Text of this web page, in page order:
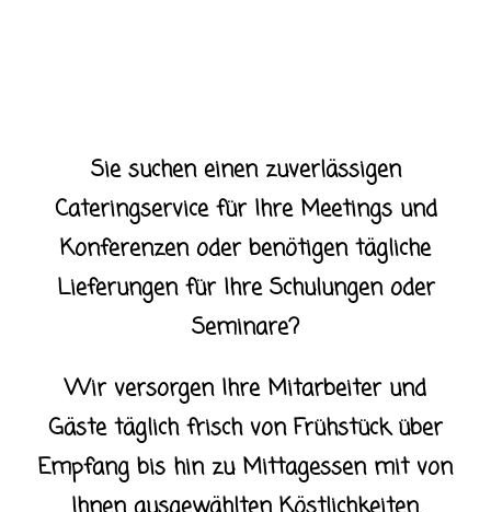
Sie suchen einen zuverlässigen
Cateringservice für Ihre Meetings und
Konferenzen oder benötigen tägliche
Lieferungen für Ihre Schulungen oder
Seminare?
Wir versorgen Ihre Mitarbeiter und
Gäste täglich frisch von Frühstück über
Empfang bis hin zu Mittagessen mit von